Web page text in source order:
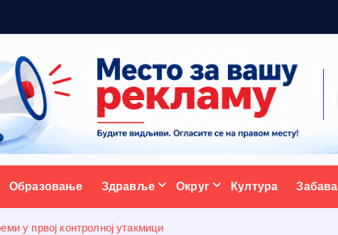
портал
Образовање Здравље Округ Култура Забава
у првој контролној утакмици